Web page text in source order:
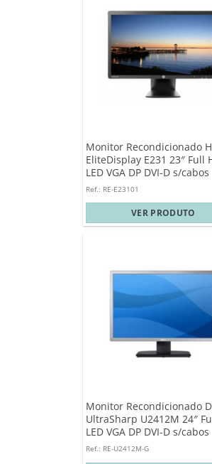
Monitor Recondicionado
EliteDisplay E231 23″ Full
LED VGA DP DVI-D s/cabos
Ref.: RE-E23101
VER PRODUTO
Monitor Recondicionado
UltraSharp U2412M 24″
LED VGA DP DVI-D s/cabos
Ref.: RE-U2412M-G